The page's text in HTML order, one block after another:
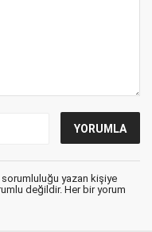
sorumluluğu yazan kişiye
değildir. Her bir yorum